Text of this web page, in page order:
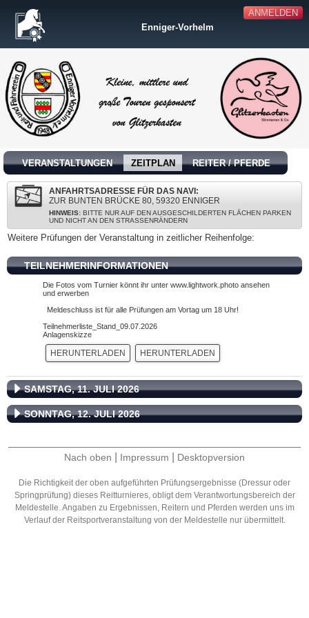
ANMELDEN
Enniger-Vorhelm
VERANSTALTUNGEN ZEITPLAN REITER / PFERDE
ANFAHRTSADRESSE FÜR DAS NAVI:
ZUR BUNTEN BRÜCKE 80, 59320 ENNIGER
HINWEIS: BITTE NUR AUF DEN AUSGESCHILDERTEN FLÄCHEN PARKEN
UND NICHT AN DEN STRASSENRÄNDERN
Weitere Prüfungen der Veranstaltung in zeitlicher Reihenfolge:
TEILNEHMERINFORMATIONEN
Die Fotos vom Turnier könnt ihr unter www.lightwork.photo ansehen
und erwerben
Meldeschluss ist für alle Prüfungen am Vortag um 18 Uhr!
Teilnehmerliste_Stand_09.07.2026
Anlagenskizze
HERUNTERLADEN HERUNTERLADEN
SAMSTAG, 11. JULI 2026
SONNTAG, 12. JULI 2026
Nach oben Impressum Desktopversion
Die Richtigkeit der oben aufgeführten Prüfungsergebnisse (Dressur oder
Springprüfung) dieses Reitturnieres, obligt dem Verantwortungsbereich der
Meldestelle. Angaben zu Ergebnissen, Reitern und Pferden werden uns im
Verlauf der Reitsportveranstaltung von der Meldestelle nur übermittelt.